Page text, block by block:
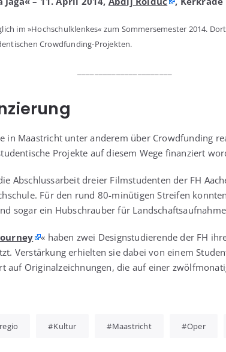
im »Hoch­schul­klen­kes« zum Som­mer­se­mes­ter 2014.
Crowdfunding-Projekten.
in Maas­tricht unter ande­rem über Crowd­fun­ding
Pro­jek­te auf die­sem Wege finan­ziert
Abschluss­ar­beit drei­er Film­stu­den­ten der FH
Für den rund 80-minü­ti­gen Strei­fen
sogar ein Hub­schrau­ber für
« haben zwei Design­stu­die­ren­de der FH
Ver­stär­kung erhiel­ten sie dabei von einem
auf Ori­gi­nal­zeich­nun­gen, die auf einer
Kultur Maastricht Oper